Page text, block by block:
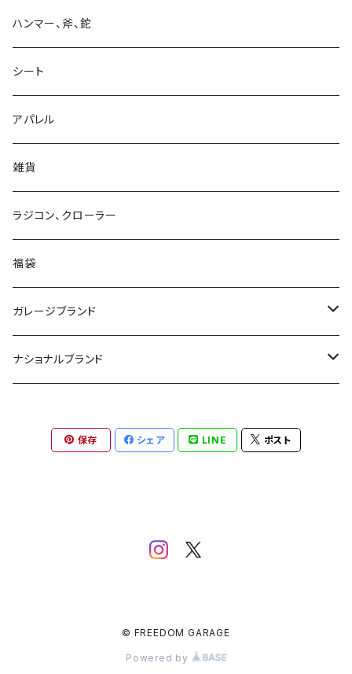
ハンマー、斧、鉈
シート
アパレル
雑貨
ラジコン、クローラー
福袋
ガレージブランド
MAAGZ
8A GARAGE
Rainbow Adventure Design
ナショナルブランド
GARELLA 'EKAHI WORKS
保存 シェア LINE ポスト
© FREEDOM GARAGE
Powered by